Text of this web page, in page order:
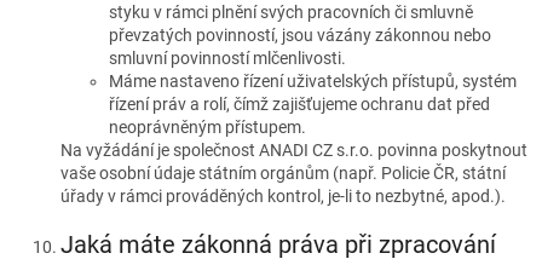
styku v rámci plnění svých pracovních či smluvně
převzatých povinností, jsou vázány zákonnou nebo
smluvní povinností mlčenlivosti.
Máme nastaveno řízení uživatelských přístupů, systém
řízení práv a rolí, čímž zajišťujeme ochranu dat před
neoprávněným přístupem.
Na vyžádání je společnost ANADI CZ s.r.o. povinna poskytnout
vaše osobní údaje státním orgánům (např. Policie ČR, státní
úřady v rámci prováděných kontrol, je-li to nezbytné, apod.).
Jaká máte zákonná práva při zpracování